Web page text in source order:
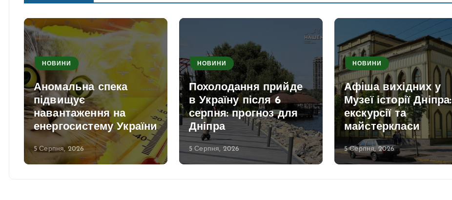
НОВИНИ
Аномальна спека
підвищує
навантаження на
енергосистему України
5 Серпня, 2026
НОВИНИ
Похолодання прийде
в Україну після 6
серпня: прогноз для
Дніпра
5 Серпня, 2026
НОВИНИ
Афіша вихідних у
Музеї історії Дніпра:
екскурсії та
майстеркласи
5 Серпня, 2026